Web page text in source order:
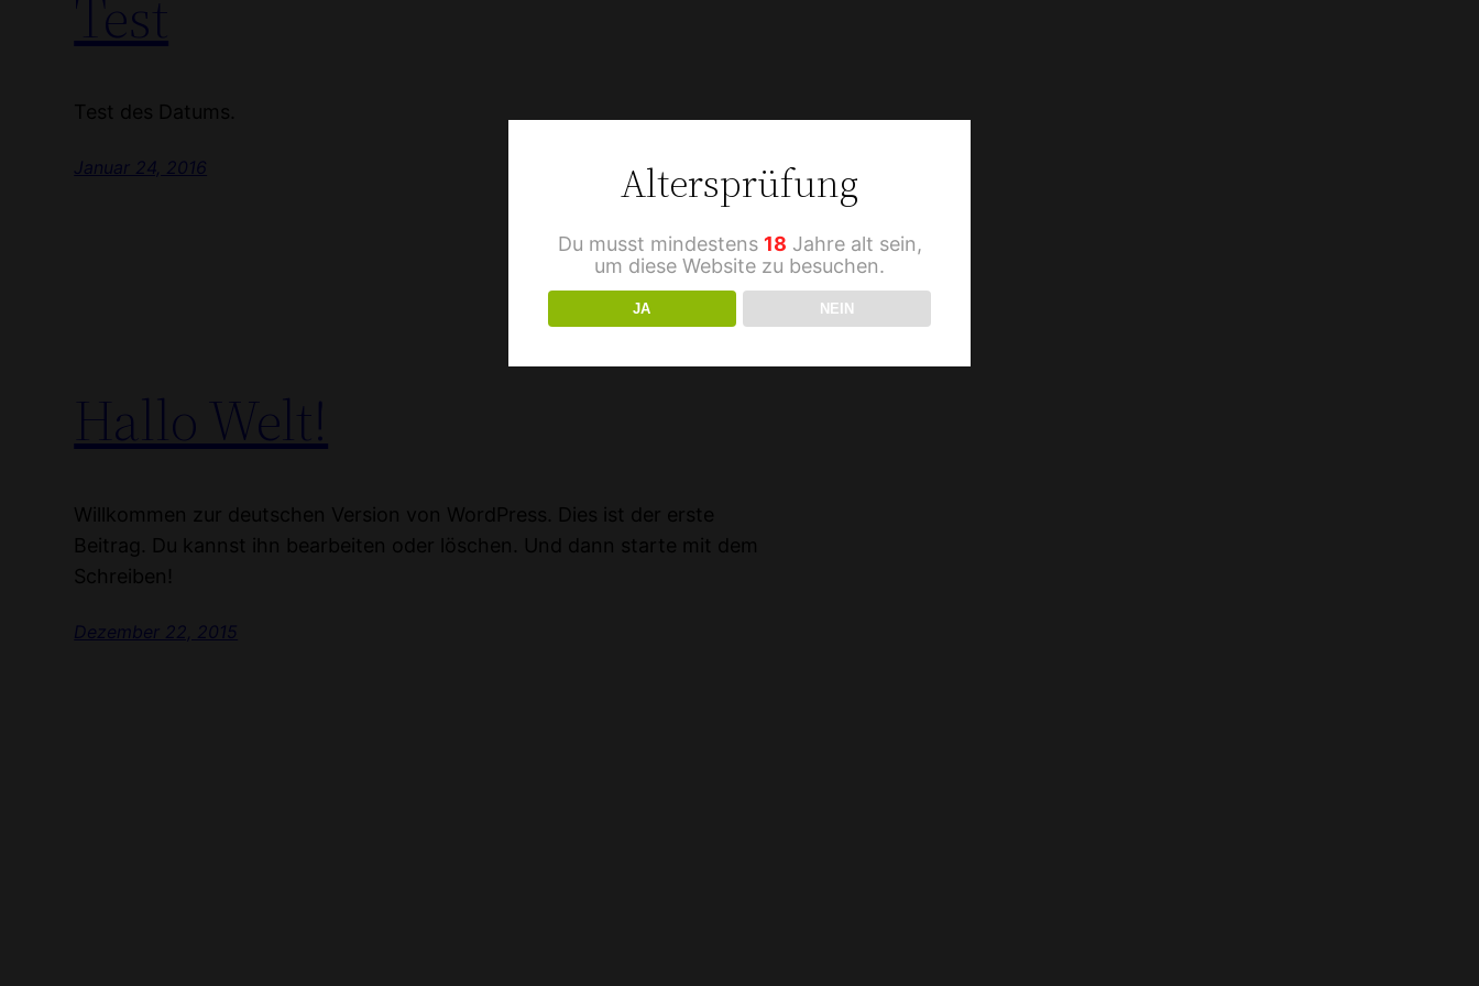
Test
Test des Datums.
Januar 24, 2016
Hallo Welt!
Willkommen zur deutschen Version von WordPress. Dies ist der erste
Beitrag. Du kannst ihn bearbeiten oder löschen. Und dann starte mit dem
Schreiben!
Dezember 22, 2015
Altersprüfung
Du musst mindestens 18 Jahre alt sein,
um diese Website zu besuchen.
JA NEIN